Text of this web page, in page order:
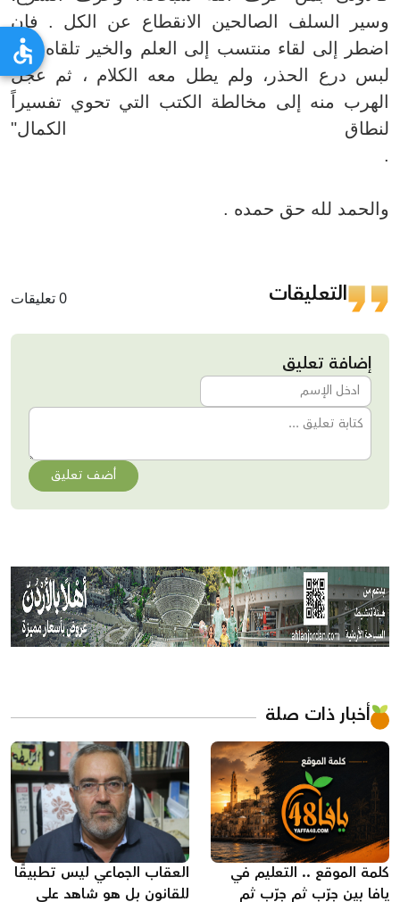
وسير السلف الصالحين الانقطاع عن الكل . فإن
اضطر إلى لقاء منتسب إلى العلم والخير تلقاه وقد
لبس درع الحذر، ولم يطل معه الكلام ، ثم عجل
الهرب منه إلى مخالطة الكتب التي تحوي تفسيراً
لنطاق الكمال"
والحمد لله حق حمده .
التعليقات 0 تعليقات
إضافة تعليق
أضف تعليق
أخبار ذات صلة
كلمة الموقع .. التعليم في
يافا بين جرّب ثم جرّب ثم
العقاب الجماعي ليس تطبيقًا
للقانون بل هو شاهد على